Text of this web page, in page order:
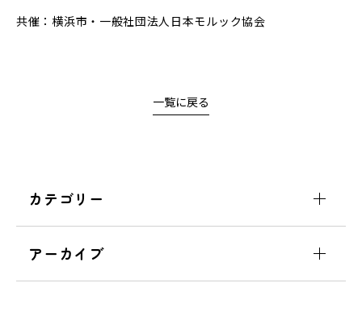
共催：横浜市・一般社団法人日本モルック協会
一覧に戻る
カテゴリー
アーカイブ